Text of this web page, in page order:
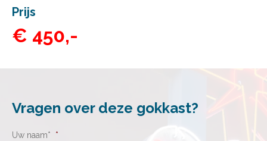
Prijs
€ 450,-
Vragen over deze gokkast?
Uw naam* *